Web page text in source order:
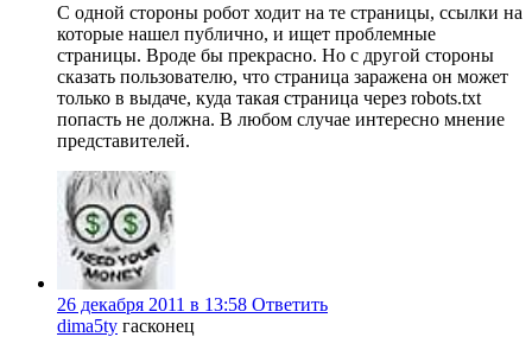
С одной стороны робот ходит на те страницы, ссылки на
которые нашел публично, и ищет проблемные
страницы. Вроде бы прекрасно. Но с другой стороны
сказать пользователю, что страница заражена он может
только в выдаче, куда такая страница через robots.txt
попасть не должна. В любом случае интересно мнение
представителей.
26 декабря 2011 в 13:58 Ответить
dima5ty гасконец